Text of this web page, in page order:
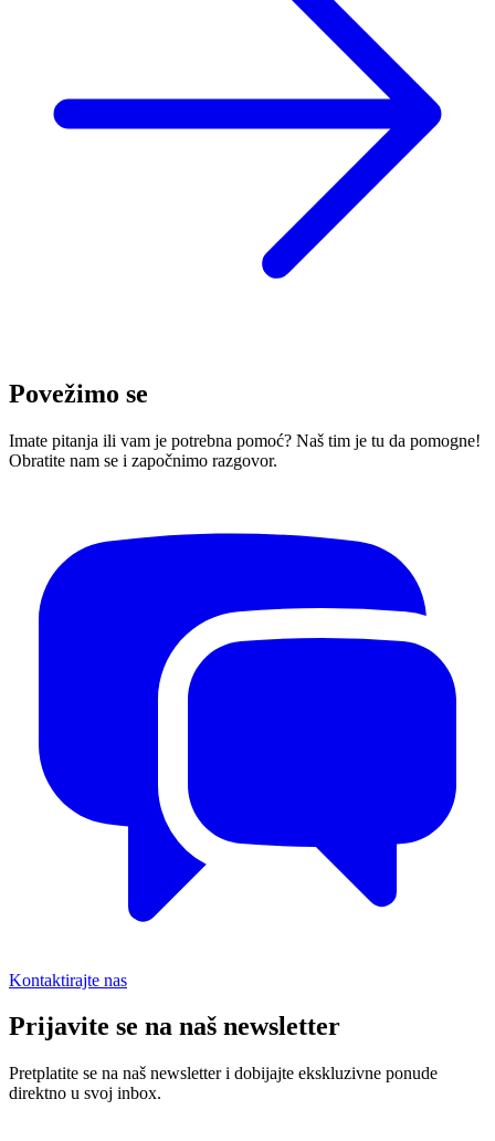
Povežimo se
Imate pitanja ili vam je potrebna pomoć? Naš tim je tu da pomogne!
Obratite nam se i započnimo razgovor.
Kontaktirajte nas
Prijavite se na naš newsletter
Pretplatite se na naš newsletter i dobijajte ekskluzivne ponude
direktno u svoj inbox.